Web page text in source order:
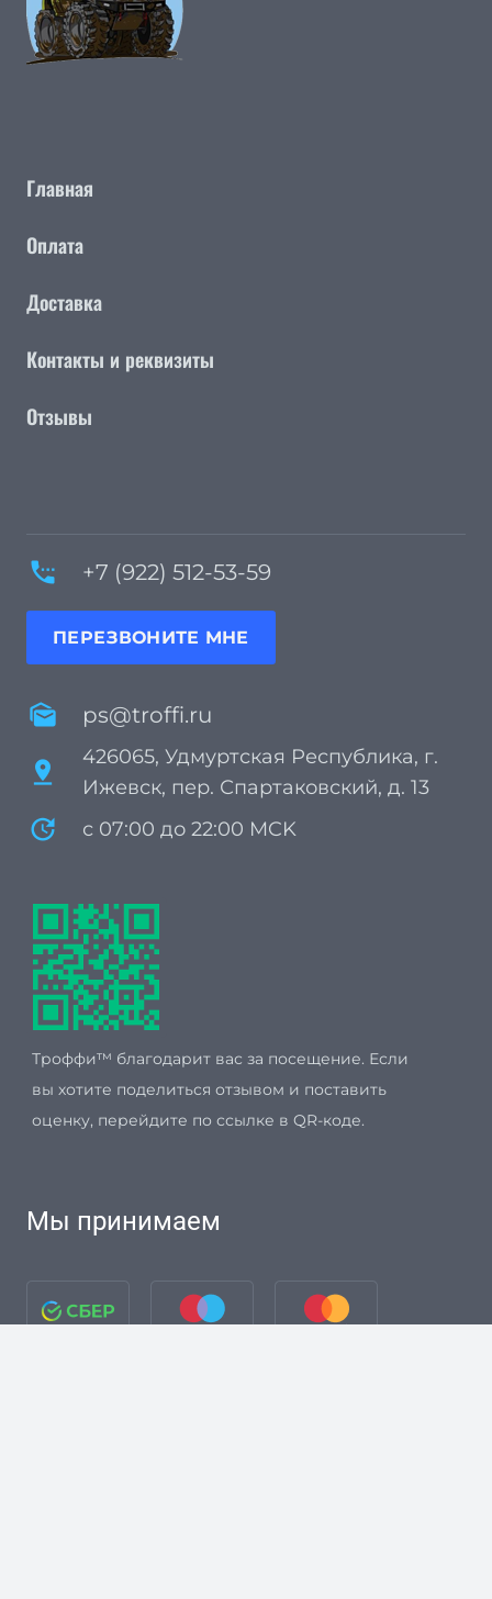
Главная
Оплата
Доставка
Контакты и реквизиты
Отзывы
settings_phone +7 (922) 512-53-59
ПЕРЕЗВОНИТЕ МНЕ
mark_as_unread ps@troffi.ru
pin_drop
426065, Удмуртская Республика, г.
Ижевск, пер. Спартаковский, д. 13
update с 07:00 до 22:00 MCK
Троффи™ благодарит вас за посещение. Если
вы хотите поделиться отзывом и поставить
оценку, перейдите по ссылке в QR-коде.
Мы принимаем